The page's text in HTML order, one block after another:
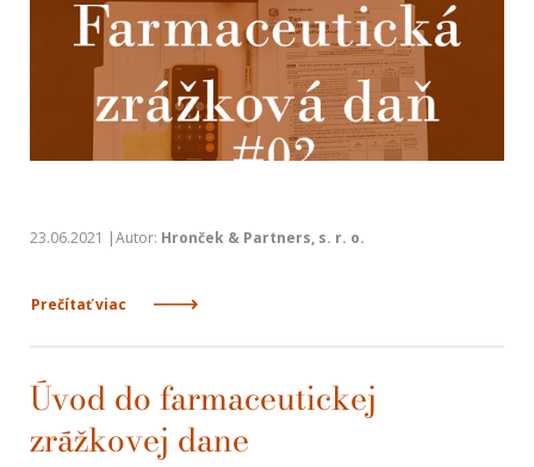
23.06.2021 |Autor: Hronček & Partners, s. r. o.
Prečítať viac
Úvod do farmaceutickej
zrážkovej dane